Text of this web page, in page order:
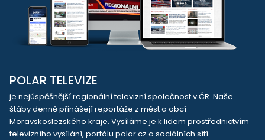
POLAR TELEVIZE
je nejúspěšnější regionální televizní společnost v ČR. Naše
štáby denně přinášejí reportáže z měst a obcí
Moravskoslezského kraje. Vysíláme je k lidem prostřednictvím
televizního vysílání, portálu polar.cz a sociálních sítí.